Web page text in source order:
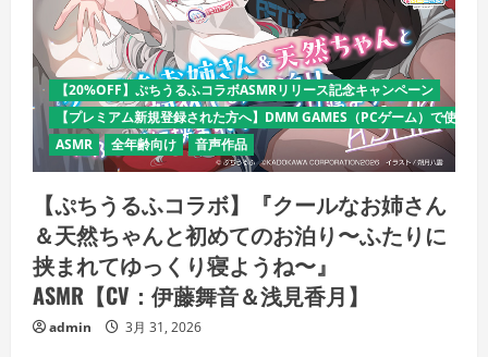
【20%OFF】ぷちうるふコラボASMRリリース記念キャンペーン
【プレミアム新規登録された方へ】DMM GAMES（PCゲーム）で使え
ASMR
全年齢向け 音声作品
【ぷちうるふコラボ】『クールなお姉さん
＆天然ちゃんと初めてのお泊り〜ふたりに
挟まれてゆっくり寝ようね〜』
ASMR【CV：伊藤舞音＆浅見香月】
admin 3月 31, 2026